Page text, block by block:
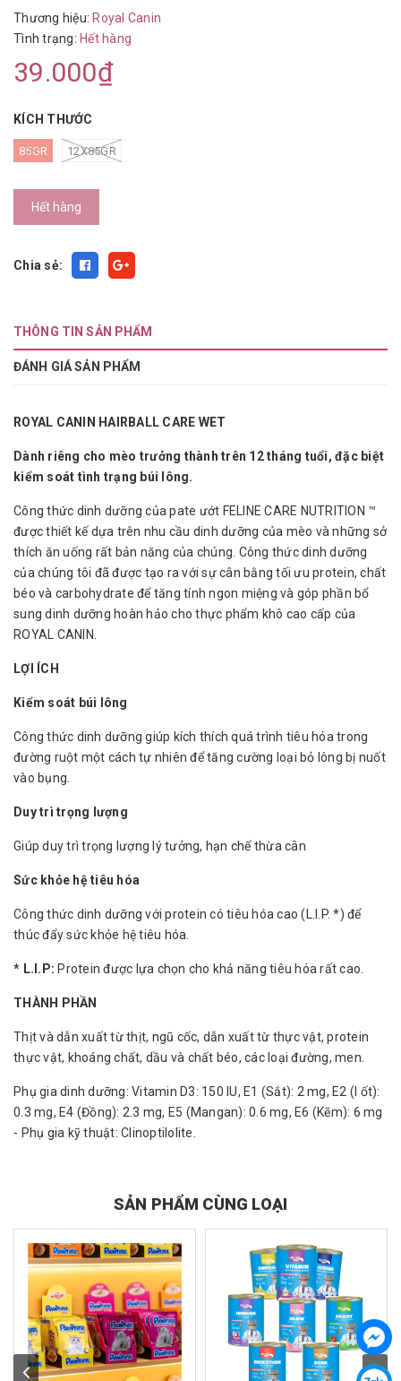
Thương hiệu: Royal Canin
Tình trạng: Hết hàng
39.000₫
KÍCH THƯỚC
85GR 12X85GR
Hết hàng
Chia sẻ:
THÔNG TIN SẢN PHẨM
ĐÁNH GIÁ SẢN PHẨM
ROYAL CANIN HAIRBALL CARE WET
Dành riêng cho mèo trưởng thành trên 12 tháng tuổi, đặc biệt
kiểm soát tình trạng búi lông.
Công thức dinh dưỡng của pate ướt FELINE CARE NUTRITION ™
được thiết kế dựa trên nhu cầu dinh dưỡng của mèo và những sở
thích ăn uống rất bản năng của chúng. Công thức dinh dưỡng
của chúng tôi đã được tạo ra với sự cân bằng tối ưu protein, chất
béo và carbohydrate để tăng tính ngon miệng và góp phần bổ
sung dinh dưỡng hoàn hảo cho thực phẩm khô cao cấp của
ROYAL CANIN.
LỢI ÍCH
Kiểm soát búi lông
Công thức dinh dưỡng giúp kích thích quá trình tiêu hóa trong
đường ruột một cách tự nhiên để tăng cường loại bỏ lông bị nuốt
vào bụng.
Duy trì trọng lượng
Giúp duy trì trọng lượng lý tưởng, hạn chế thừa cân
Sức khỏe hệ tiêu hóa
Công thức dinh dưỡng với protein có tiêu hóa cao (L.I.P. *) để
thúc đẩy sức khỏe hệ tiêu hóa.
* L.I.P: Protein được lựa chọn cho khả năng tiêu hóa rất cao.
THÀNH PHẦN
Thịt và dẫn xuất từ thịt, ngũ cốc, dẫn xuất từ thực vật, protein
thực vật, khoáng chất, dầu và chất béo, các loại đường, men.
Phụ gia dinh dưỡng: Vitamin D3: 150 IU, E1 (Sắt): 2 mg, E2 (I ốt):
0.3 mg, E4 (Đồng): 2.3 mg, E5 (Mangan): 0.6 mg, E6 (Kẽm): 6 mg
- Phụ gia kỹ thuật: Clinoptilolite.
SẢN PHẨM CÙNG LOẠI